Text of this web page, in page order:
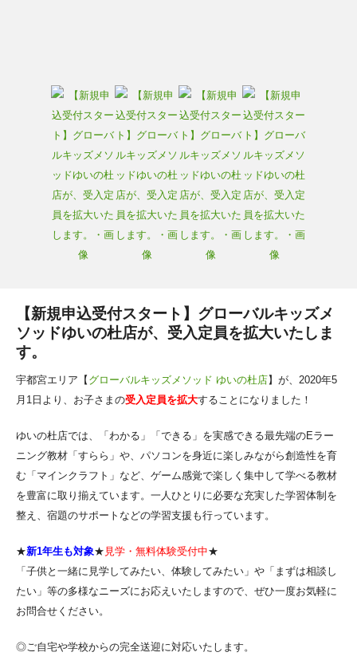
【新規申込受付スタート】グローバルキッズメ
ソッドゆいの杜店が、受入定員を拡大いたしま
す。
宇都宮エリア【 グローバルキッズメソッド ゆいの杜店】が、2020年5
月1日より、お子さまの受入定員を拡大することになりました！
ゆいの杜店では、「わかる」「できる」を実感できる最先端のEラー
ニング教材「すらら」や、パソコンを身近に楽しみながら創造性を育
む「マインクラフト」など、ゲーム感覚で楽しく集中して学べる教材
を豊富に取り揃えています。一人ひとりに必要な充実した学習体制を
整え、宿題のサポートなどの学習支援も行っています。
★新1年生も対象★ 見学・無料体験受付中★
「子供と一緒に見学してみたい、体験してみたい」や「まずは相談し
たい」等の多様なニーズにお応えいたしますので、ぜひ一度お気軽に
お問合せください。
◎ご自宅や学校からの完全送迎に対応いたします。